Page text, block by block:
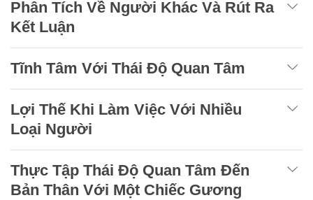
Phân Tích Về Người Khác Và Rút Ra
Kết Luận
Tĩnh Tâm Với Thái Độ Quan Tâm
Lợi Thế Khi Làm Việc Với Nhiều
Loại Người
Thực Tập Thái Độ Quan Tâm Đến
Bản Thân Với Một Chiếc Gương